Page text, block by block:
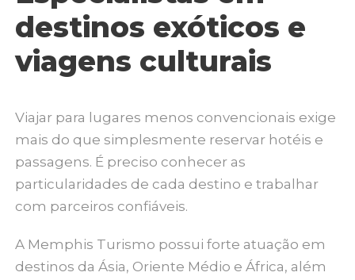
destinos exóticos e
viagens culturais
Viajar para lugares menos convencionais exige
mais do que simplesmente reservar hotéis e
passagens. É preciso conhecer as
particularidades de cada destino e trabalhar
com parceiros confiáveis.
A Memphis Turismo possui forte atuação em
destinos da Ásia, Oriente Médio e África, além